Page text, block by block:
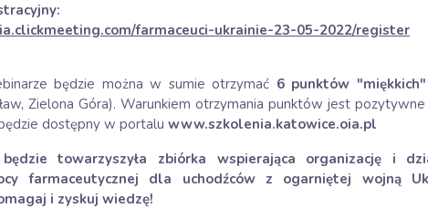
farmaceuci-ukrainie-23-05-2022/register
będzie można w sumie otrzymać 6 punktów "miękkich"
Zielona Góra). Warunkiem otrzymania punktów jest
dostępny w portalu www.szkolenia.katowice.oia.pl
towarzyszyła zbiórka wspierająca organizację i
farmaceutycznej dla uchodźców z ogarniętej wojną
i zyskuj wiedzę!